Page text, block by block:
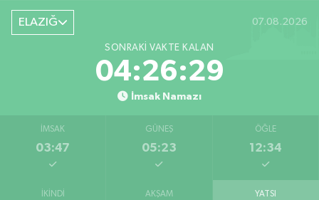
ELAZIĞ 07.08.2026
SONRAKI VAKTE KALAN
04:26:29
İmsak Namazı
İMSAK
03:47
GÜNEŞ
05:23
ÖĞLE
12:34
İKINDI AKŞAM YATSI